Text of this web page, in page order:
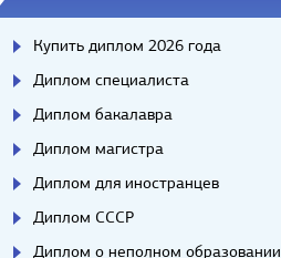
Купить диплом 2026 года
Диплом специалиста
Диплом бакалавра
Диплом магистра
Диплом для иностранцев
Диплом СССР
Диплом о неполном образовании